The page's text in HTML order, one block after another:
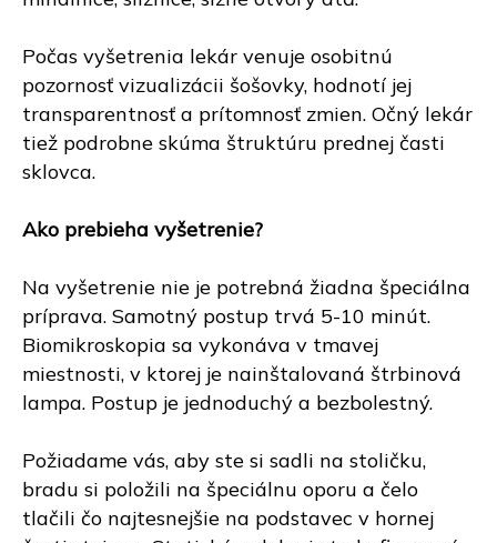
Počas vyšetrenia lekár venuje osobitnú
pozornosť vizualizácii šošovky, hodnotí jej
transparentnosť a prítomnosť zmien. Očný lekár
tiež podrobne skúma štruktúru prednej časti
sklovca.
Ako prebieha vyšetrenie?
Na vyšetrenie nie je potrebná žiadna špeciálna
príprava. Samotný postup trvá 5-10 minút.
Biomikroskopia sa vykonáva v tmavej
miestnosti, v ktorej je nainštalovaná štrbinová
lampa. Postup je jednoduchý a bezbolestný.
Požiadame vás, aby ste si sadli na stoličku,
bradu si položili na špeciálnu oporu a čelo
tlačili čo najtesnejšie na podstavec v hornej